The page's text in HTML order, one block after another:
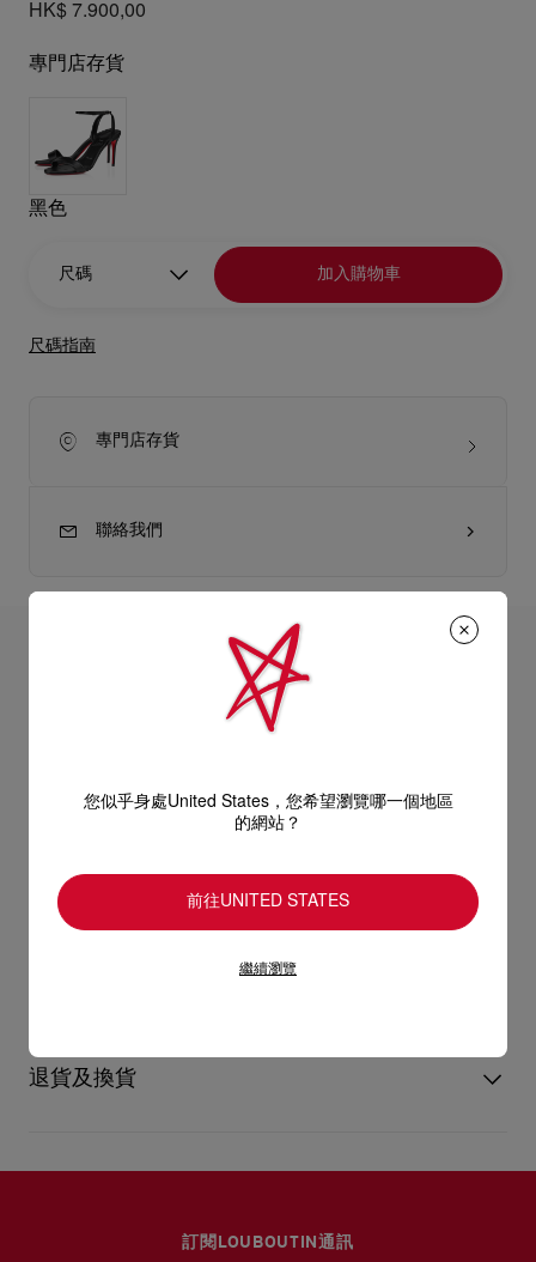
HK$ 7.900,00
專門店存貨
黑色
尺碼 加入購物車
尺碼指南
專門店存貨
聯絡我們
風格雋永的Loubigirl 搭帶涼鞋優雅迷人，配以85毫米幼鞋跟，彰
絲脫俗氣息。
納帕皮
跟高
產品保養
只要好好愛護，便能歷久常新。無論您的Christian Louboutin皮
革產品需要深層清潔或保養護理，我們也能為盡應所需，確保您
部分地區可能需要額外送貨時間。
退貨及換貨
換貨視乎產品存貨而定，請聯絡客戶服務專員。
瀏覽退貨政策。
訂閱LOUBOUTIN通訊
您似乎身處United States，您希望瀏覽哪一個地區
的網站？
前往UNITED STATES
繼續瀏覽